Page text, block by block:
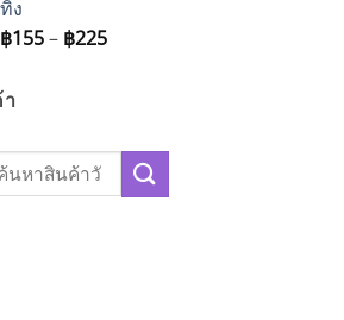
ทิ้ง
฿155 – ฿225Price